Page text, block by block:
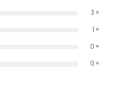
3 ×
1 ×
0 ×
0 ×